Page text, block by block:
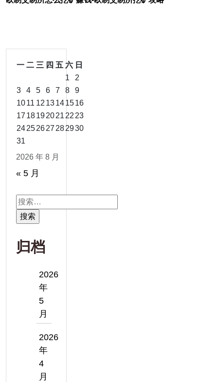
2026 年 8 月
一 二 三 四 五 六 日
1
2
3
4 5 6 7 8
9
1011 12 13141516
17 18192021 22 23
24252627 282930
31
« 5 月
搜
索：
归档
2026
年
5
月
2026
年
4
月